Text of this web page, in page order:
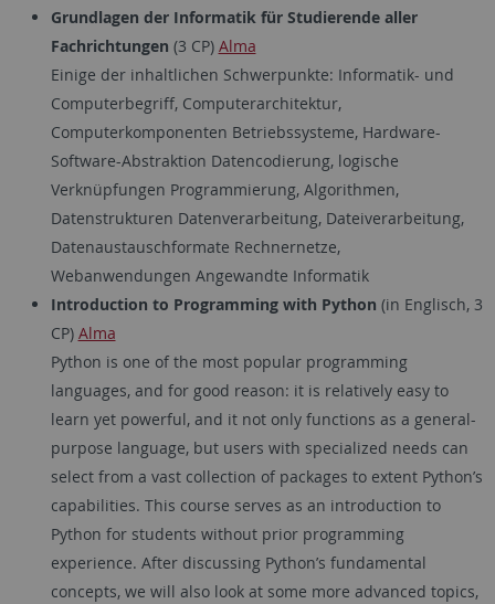
Grundlagen der Informatik für Studierende aller
Fachrichtungen (3 CP) Alma
Einige der inhaltlichen Schwerpunkte: Informatik- und
Computerbegriff, Computerarchitektur,
Computerkomponenten Betriebssysteme, Hardware-
Software-Abstraktion Datencodierung, logische
Verknüpfungen Programmierung, Algorithmen,
Datenstrukturen Datenverarbeitung, Dateiverarbeitung,
Datenaustauschformate Rechnernetze,
Webanwendungen Angewandte Informatik
Introduction to Programming with Python (in Englisch, 3
CP) Alma
Python is one of the most popular programming
languages, and for good reason: it is relatively easy to
learn yet powerful, and it not only functions as a general-
purpose language, but users with specialized needs can
select from a vast collection of packages to extent Python’s
capabilities. This course serves as an introduction to
Python for students without prior programming
experience. After discussing Python’s fundamental
concepts, we will also look at some more advanced topics,